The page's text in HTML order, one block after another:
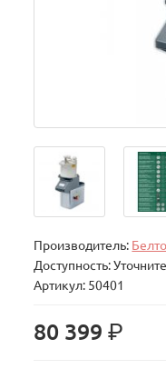
Производитель:
Доступность:
Артикул: 50401
80 399р.